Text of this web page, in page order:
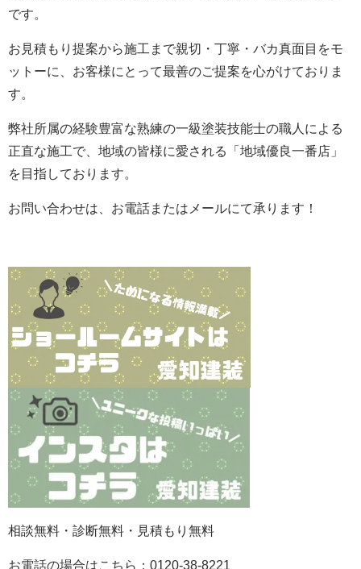
です。
お見積もり提案から施工まで親切・丁寧・バカ真面目をモ
ットーに、お客様にとって最善のご提案を心がけておりま
す。
弊社所属の経験豊富な熟練の一級塗装技能士の職人による
正直な施工で、地域の皆様に愛される「地域優良一番店」
を目指しております。
お問い合わせは、お電話またはメールにて承ります！
相談無料・診断無料・見積もり無料
お電話の場合はこちら：0120-38-8221